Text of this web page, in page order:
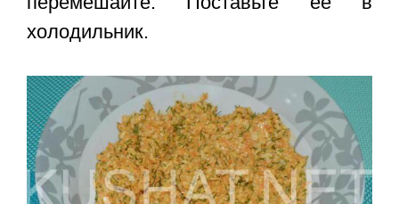
холодильник.